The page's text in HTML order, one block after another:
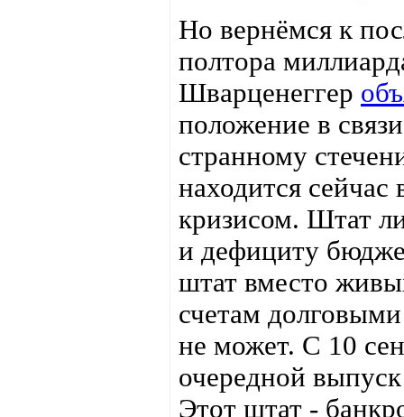
Но вернёмся к
полтора
Шварценеггер
положение в
странному
находится
кризисом. Штат
и дефициту
штат вместо
счетам
не может. С 10
очередной
Этот штат -